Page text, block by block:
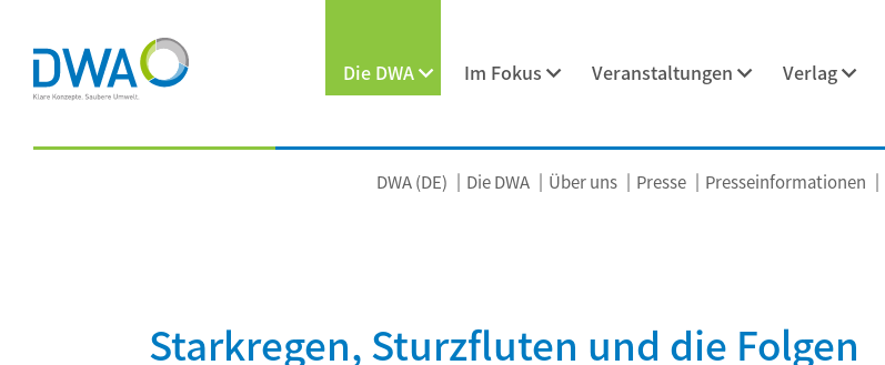
Die DWA Im Fokus Veranstaltungen Verlag
DWA (DE) Die DWA Über uns Presse Presseinformationen
Starkregen, Sturzfluten und die Folgen